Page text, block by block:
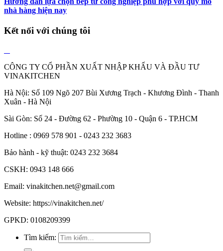
nhà hàng hiện nay
Kết nối với chúng tôi
CÔNG TY CỔ PHẦN XUẤT NHẬP KHẨU VÀ ĐẦU TƯ
VINAKITCHEN
Hà Nội: Số 109 Ngõ 207 Bùi Xương Trạch - Khương Đình - Thanh
Xuân - Hà Nội
Sài Gòn: Số 24 - Đường 62 - Phường 10 - Quận 6 - TP.HCM
Hotline : 0969 578 901 - 0243 232 3683
Bảo hành - kỹ thuật: 0243 232 3684
CSKH: 0943 148 666
Email: vinakitchen.net@gmail.com
Website: https://vinakitchen.net/
GPKD: 0108209399
Tìm kiếm: